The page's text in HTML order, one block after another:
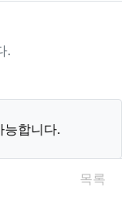
.
합니다.
목록